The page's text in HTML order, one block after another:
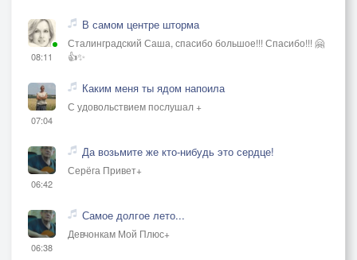
08:11
В самом центре шторма
Сталинградский Саша, спасибо большое!!! Спасибо!!! 🤗
👍✨
07:04
Каким меня ты ядом напоила
С удовольствием послушал +
06:42
Да возьмите же кто-нибудь это сердце!
Серёга Привет+
06:38
Самое долгое лето...
Девчонкам Мой Плюс+